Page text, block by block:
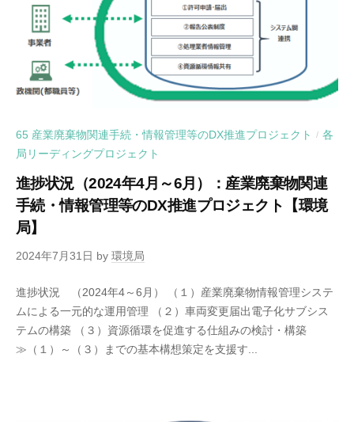
65 産業廃棄物関連手続・情報管理等のDX推進プロジェクト / 各
局リーディングプロジェクト
進捗状況（2024年4月～6月）：産業廃棄物関連
手続・情報管理等のDX推進プロジェクト【環境
局】
2024年7月31日 by 環境局
進捗状況 （2024年4～6月） （１）産業廃棄物情報管理システ
ムによる一元的な運用管理 （２）車両変更届出電子化サブシス
テムの構築 （３）資源循環を促進する仕組みの検討・構築
≫（１）～（３）までの基本構想策定を支援す...